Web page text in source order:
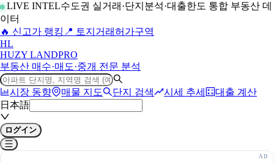
LIVE INTEL수도권 실거래·단지분석·대출한도 통합 부동산 데
이터
🔥 신고가 랭킹 📍 토지거래허가구역
HL
HUZY LANDPRO
부동산 매수·매도·중개 전문 분석
시장 동향 매물 지도 단지 검색 시세 추세
대출 계산
日本語
ログイン